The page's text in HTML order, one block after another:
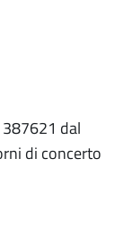
dal
di concerto